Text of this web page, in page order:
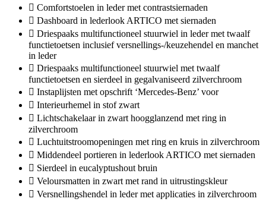
Comfortstoelen in leder met contrastsiernaden
Dashboard in lederlook ARTICO met siernaden
Driespaaks multifunctioneel stuurwiel in leder met twaalf
functietoetsen inclusief versnellings-/keuzehendel en manchet
in leder
Driespaaks multifunctioneel stuurwiel met twaalf
functietoetsen en sierdeel in gegalvaniseerd zilverchroom
Instaplijsten met opschrift ‘Mercedes-Benz’ voor
Interieurhemel in stof zwart
Lichtschakelaar in zwart hoogglanzend met ring in
zilverchroom
Luchtuitstroomopeningen met ring en kruis in zilverchroom
Middendeel portieren in lederlook ARTICO met siernaden
Sierdeel in eucalyptushout bruin
Veloursmatten in zwart met rand in uitrustingskleur
Versnellingshendel in leder met applicaties in zilverchroom